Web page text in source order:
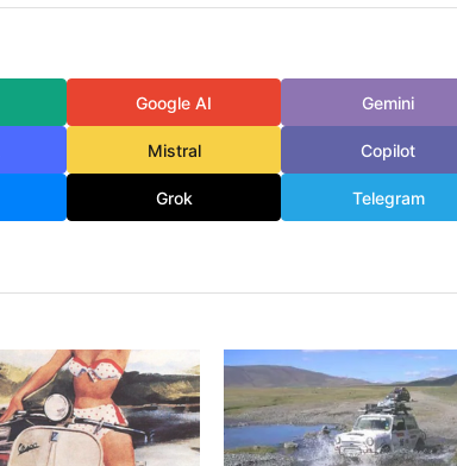
Google AI Gemini
Mistral Copilot
Grok Telegram